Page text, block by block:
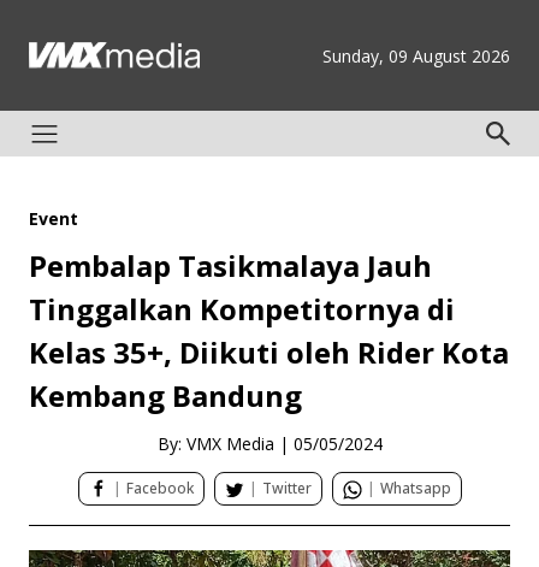
Sunday, 09 August 2026
Event
Pembalap Tasikmalaya Jauh
Tinggalkan Kompetitornya di
Kelas 35+, Diikuti oleh Rider Kota
Kembang Bandung
By: VMX Media | 05/05/2024
| Facebook | Twitter | Whatsapp